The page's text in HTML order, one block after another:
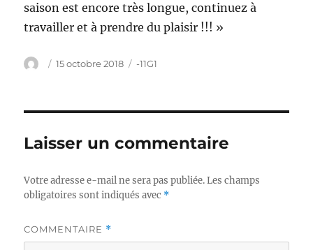
saison est encore très longue, continuez à
travailler et à prendre du plaisir !!! »
Auteur
Publié
15 octobre 2018 Catégories
-11G1
Laisser un commentaire
Votre adresse e-mail ne sera pas publiée. Les champs
obligatoires sont indiqués avec *
COMMENTAIRE *